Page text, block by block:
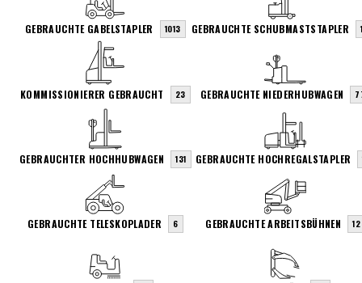
GEBRAUCHTE GABELSTAPLER 1013 GEBRAUCHTE SCHUBMASTSTAPLER
KOMMISSIONIERER GEBRAUCHT 23 GEBRAUCHTE NIEDERHUBWAGEN
GEBRAUCHTER HOCHHUBWAGEN 131 GEBRAUCHTE HOCHREGALSTAPLER
GEBRAUCHTE TELESKOPLADER 6 GEBRAUCHTE ARBEITSBÜHNEN 12